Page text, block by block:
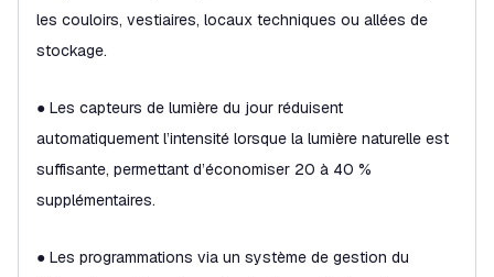
les couloirs, vestiaires, locaux techniques ou allées de
stockage.
● Les capteurs de lumière du jour réduisent
automatiquement l’intensité lorsque la lumière naturelle est
suffisante, permettant d’économiser 20 à 40 %
supplémentaires.
● Les programmations via un système de gestion du